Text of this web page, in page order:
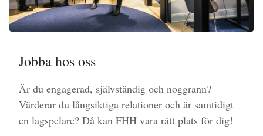
Jobba hos oss
Är du engagerad, självständig och noggrann?
Värderar du långsiktiga relationer och är samtidigt
en lagspelare? Då kan FHH vara rätt plats för dig!